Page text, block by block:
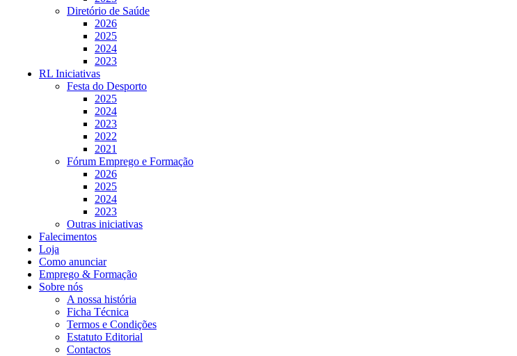
Diretório de Saúde
2026
2025
2024
2023
RL Iniciativas
Festa do Desporto
2025
2024
2023
2022
2021
Fórum Emprego e Formação
2026
2025
2024
2023
Outras iniciativas
Falecimentos
Loja
Como anunciar
Emprego & Formação
Sobre nós
A nossa história
Ficha Técnica
Termos e Condições
Estatuto Editorial
Contactos